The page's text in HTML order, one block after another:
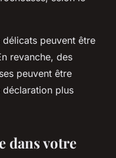
peuvent être
revanche, des
peuvent être
plus
dans votre